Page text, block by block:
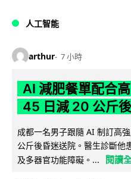
人工智能
arthur 7 小時
AI 減肥餐單配合
45 日減 20 公斤
成都一名男子跟隨 AI 制訂高
公斤後昏迷送院。醫生診斷他
及多器官功能障礙。...
閱讀